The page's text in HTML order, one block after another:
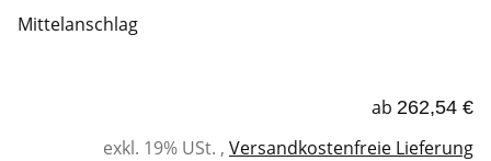
Mittelanschlag
ab 262,54 €
exkl. 19% USt. , Versandkostenfreie Lieferung